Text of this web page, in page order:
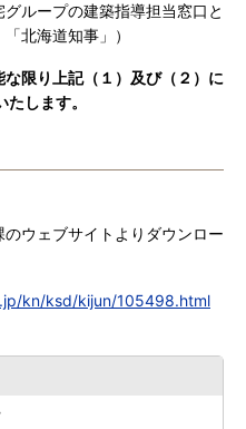
ループの建築指導担当窓口と
北海道知事」）
限り上記（１）及び（２）に
します。
ウェブサイトよりダウンロー
kn/ksd/kijun/105498.html